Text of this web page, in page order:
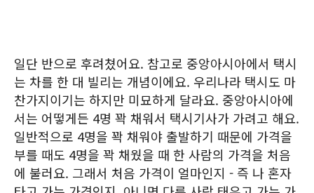
일단 반으로 후려쳤어요. 참고로 중앙아시아에서 택시
는 차를 한 대 빌리는 개념이에요. 우리나라 택시도 마
찬가지이기는 하지만 미묘하게 달라요. 중앙아시아에
서는 어떻게든 4명 꽉 채워서 택시기사가 가려고 해요.
일반적으로 4명을 꽉 채워야 출발하기 때문에 가격을
부를 때도 4명을 꽉 채웠을 때 한 사람의 가격을 처음
에 불러요. 그래서 처음 가격이 얼마인지 - 즉 나 혼자